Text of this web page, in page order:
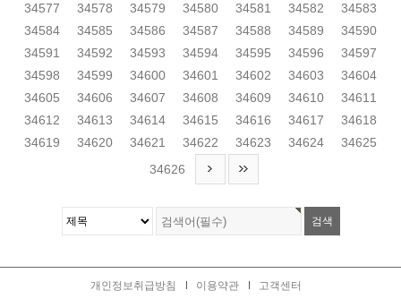
34577
34578 34579 34580 34581 34582
34583
34584
34585 34586 34587 34588 34589
34590
34591
34592 34593 34594 34595 34596
34597
34598
34599 34600 34601 34602 34603
34604
34605
34606 34607 34608 34609 34610
34611
34612
34613 34614 34615 34616 34617
34618
34619
34620 34621 34622 34623 34624
34625
34626
개인정보취급방침 이용약관 고객센터